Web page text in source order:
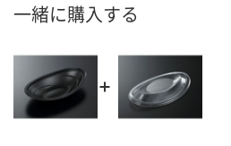
一緒に購入する